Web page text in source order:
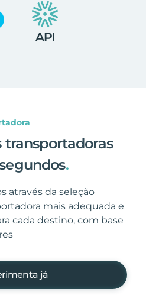
transportadoras
.
através da seleção
mais adequada e
cada destino, com base
já